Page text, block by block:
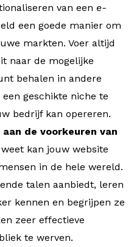
van een e-
een goede manier om
markten. Voer altijd
naar de mogelijke
behalen in andere
geschikte niche te
bedrijf kan opereren.
de voorkeuren van
weet kan jouw website
in de hele wereld.
talen aanbiedt, leren
kennen en begrijpen ze
zeer effectieve
te werven.